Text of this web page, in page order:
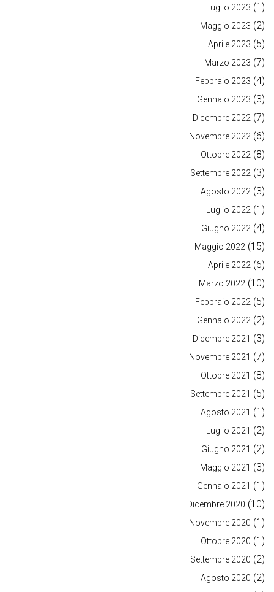
Luglio 2023 (1)
Maggio 2023 (2)
Aprile 2023 (5)
Marzo 2023 (7)
Febbraio 2023 (4)
Gennaio 2023 (3)
Dicembre 2022 (7)
Novembre 2022 (6)
Ottobre 2022 (8)
Settembre 2022 (3)
Agosto 2022 (3)
Luglio 2022 (1)
Giugno 2022 (4)
Maggio 2022 (15)
Aprile 2022 (6)
Marzo 2022 (10)
Febbraio 2022 (5)
Gennaio 2022 (2)
Dicembre 2021 (3)
Novembre 2021 (7)
Ottobre 2021 (8)
Settembre 2021 (5)
Agosto 2021 (1)
Luglio 2021 (2)
Giugno 2021 (2)
Maggio 2021 (3)
Gennaio 2021 (1)
Dicembre 2020 (10)
Novembre 2020 (1)
Ottobre 2020 (1)
Settembre 2020 (2)
Agosto 2020 (2)